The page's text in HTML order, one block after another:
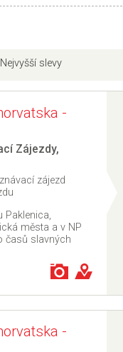
Nejvyšší slevy
-
Zájezdy,
zájezd
Paklenica,
města a v NP
časů slavných
-